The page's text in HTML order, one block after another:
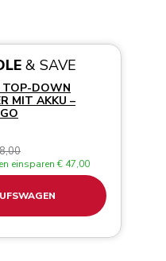
& SAVE
TOP-DOWN
MIT AKKU –
einsparen € 47,00